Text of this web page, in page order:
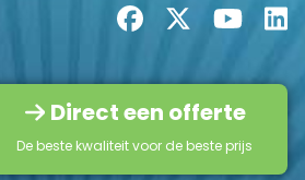
Direct een offerte
De beste kwaliteit voor de beste prijs